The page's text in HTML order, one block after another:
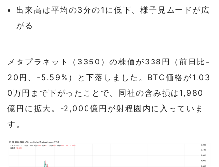
出来高は平均の3分の1に低下、様子見ムードが広
がる
メタプラネット（3350）の株価が338円（前日比-
20円、-5.59%）と下落しました。BTC価格が1,03
0万円まで下がったことで、同社の含み損は1,980
億円に拡大。-2,000億円が射程圏内に入っていま
す。